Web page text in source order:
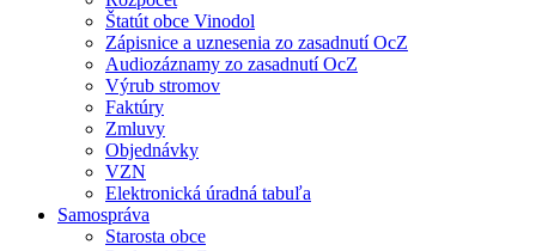
Štatút obce Vinodol
Zápisnice a uznesenia zo zasadnutí OcZ
Audiozáznamy zo zasadnutí OcZ
Výrub stromov
Faktúry
Zmluvy
Objednávky
VZN
Elektronická úradná tabuľa
Samospráva
Starosta obce